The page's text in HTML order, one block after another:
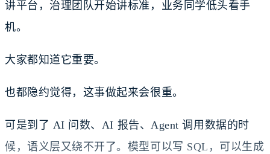
讲平台，治理团队开始讲标准，业务同学低头看手
机。
大家都知道它重要。
也都隐约觉得，这事做起来会很重。
可是到了 AI 问数、AI 报告、Agent 调用数据的时
候，语义层又绕不开了。模型可以写 SQL，可以生成